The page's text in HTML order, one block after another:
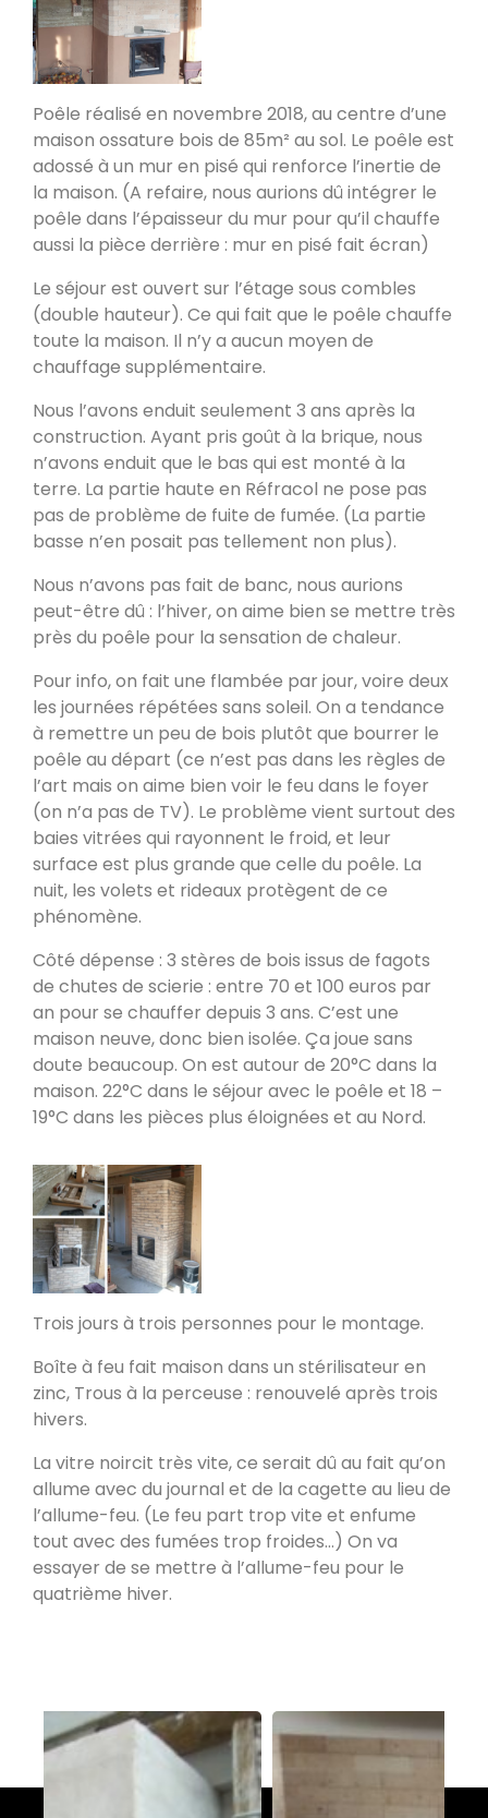
Poele de masse L
Devay 58300
Poêle de masse L avec petit banc
chauffant
Heusy
Poêle de Masse
Bellecombe-en-Bauges 73340
Oxalibre S
Portet 64330
Modèle M avec enduit
La Table 73110
PDM L
Modèle L sans enduit
oxalis L
Piégros-la-Clastre 26400
PDM L
Fleurus
PDM Oxalibre XL avec sortie des
fumées vers le bas
Valleraugue 30570
Poele de masse S avec conduit en
brique de terre crue handmade
Mantry 39230
Poêle Oxalibre L dans le Tarn
Coufouleux 81800
Poêle de masse
Corbel 73160
Poêle M sous escalier
Fontaine-lès-Clerval 25340
Poêle L en Haute-Saône
Trésilley 70190
PDM taille L
Le Poizat-Lalleyriat 01130
Poêle de masse Taille L
Chaparon 74210
Poêle réalisé en novembre 2018, au centre d’une
maison ossature bois de 85m² au sol. Le poêle est
adossé à un mur en pisé qui renforce l’inertie de
la maison. (A refaire, nous aurions dû intégrer le
poêle dans l’épaisseur du mur pour qu’il chauffe
aussi la pièce derrière : mur en pisé fait écran)
Le séjour est ouvert sur l’étage sous combles
(double hauteur). Ce qui fait que le poêle chauffe
toute la maison. Il n’y a aucun moyen de
chauffage supplémentaire.
Nous l’avons enduit seulement 3 ans après la
construction. Ayant pris goût à la brique, nous
n’avons enduit que le bas qui est monté à la
terre. La partie haute en Réfracol ne pose pas
pas de problème de fuite de fumée. (La partie
basse n’en posait pas tellement non plus).
Nous n’avons pas fait de banc, nous aurions
peut-être dû : l’hiver, on aime bien se mettre très
près du poêle pour la sensation de chaleur.
Pour info, on fait une flambée par jour, voire deux
les journées répétées sans soleil. On a tendance
à remettre un peu de bois plutôt que bourrer le
poêle au départ (ce n’est pas dans les règles de
l’art mais on aime bien voir le feu dans le foyer
(on n’a pas de TV). Le problème vient surtout des
baies vitrées qui rayonnent le froid, et leur
surface est plus grande que celle du poêle. La
nuit, les volets et rideaux protègent de ce
phénomène.
Côté dépense : 3 stères de bois issus de fagots
de chutes de scierie : entre 70 et 100 euros par
an pour se chauffer depuis 3 ans. C’est une
maison neuve, donc bien isolée. Ça joue sans
doute beaucoup. On est autour de 20°C dans la
maison. 22°C dans le séjour avec le poêle et 18 –
19°C dans les pièces plus éloignées et au Nord.
Trois jours à trois personnes pour le montage.
Boîte à feu fait maison dans un stérilisateur en
zinc, Trous à la perceuse : renouvelé après trois
hivers.
La vitre noircit très vite, ce serait dû au fait qu’on
allume avec du journal et de la cagette au lieu de
l’allume-feu. (Le feu part trop vite et enfume
tout avec des fumées trop froides…) On va
essayer de se mettre à l’allume-feu pour le
quatrième hiver.